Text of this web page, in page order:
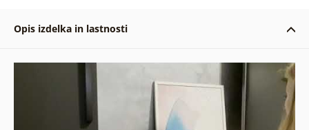
Opis izdelka in lastnosti